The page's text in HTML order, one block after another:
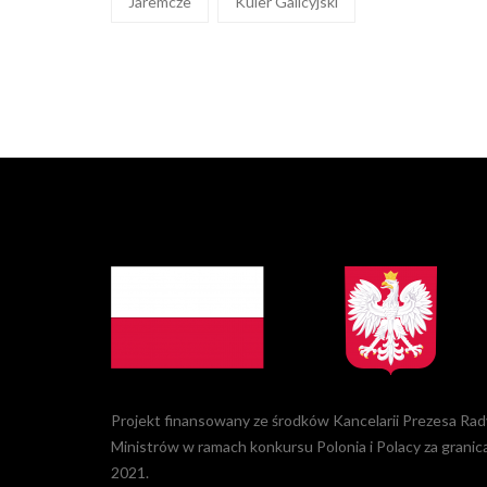
Projekt finansowany ze środków Kancelarii Prezesa
Ministrów w ramach konkursu Polonia i Polacy za
2021.